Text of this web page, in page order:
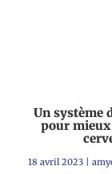
Un système
pour
18 avril 2023|